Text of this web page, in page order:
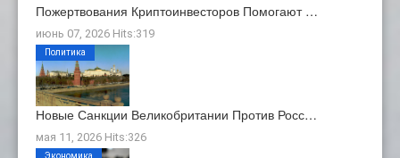
Пожертвования Криптоинвесторов Помогают …
июнь 07, 2026 Hits:319
Новые Санкции Великобритании Против Росс…
мая 11, 2026 Hits:326
Политика
Экономика